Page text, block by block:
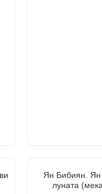
Ян Бибиян.
луната